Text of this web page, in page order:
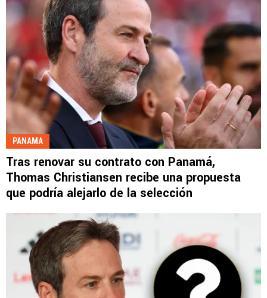
PANAMA
Tras renovar su contrato con Panamá,
Thomas Christiansen recibe una propuesta
que podría alejarlo de la selección